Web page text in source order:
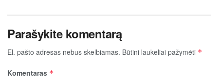
Parašykite komentarą
El. pašto adresas nebus skelbiamas. Būtini laukeliai pažymėti *
Komentaras *